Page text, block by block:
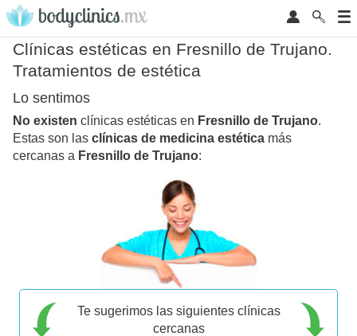
Clínicas estéticas en Fresnillo de Trujano.
Tratamientos de estética
Lo sentimos
No existen clínicas estéticas en Fresnillo de Trujano.
Estas son las clínicas de medicina estética más
cercanas a Fresnillo de Trujano:
Te sugerimos las siguientes clínicas
cercanas